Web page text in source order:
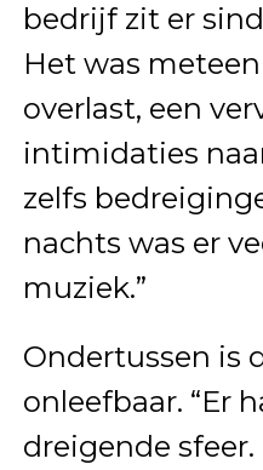
bedrijf zit er
Het was meteen
overlast, een
intimidaties
zelfs
nachts was er
muziek.”
Ondertussen is
onleefbaar. “Er
dreigende